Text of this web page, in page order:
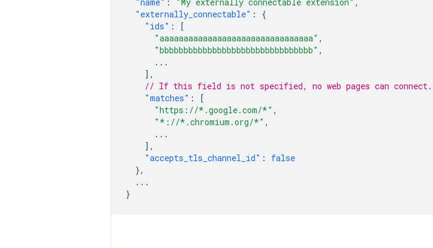
"externally_connectable" :
{
"ids" :
[
"aaaaaaaaaaaaaaaaaaaaaaaaaaaaaaaa" ,
"bbbbbbbbbbbbbbbbbbbbbbbbbbbbbbbb" ,
...
],
// If this field is not specified, no web pages can connect.
"matches" :
[
"https://*.google.com/*" ,
"*://*.chromium.org/*" ,
...
],
"accepts_tls_channel_id" :
false
},
...
}